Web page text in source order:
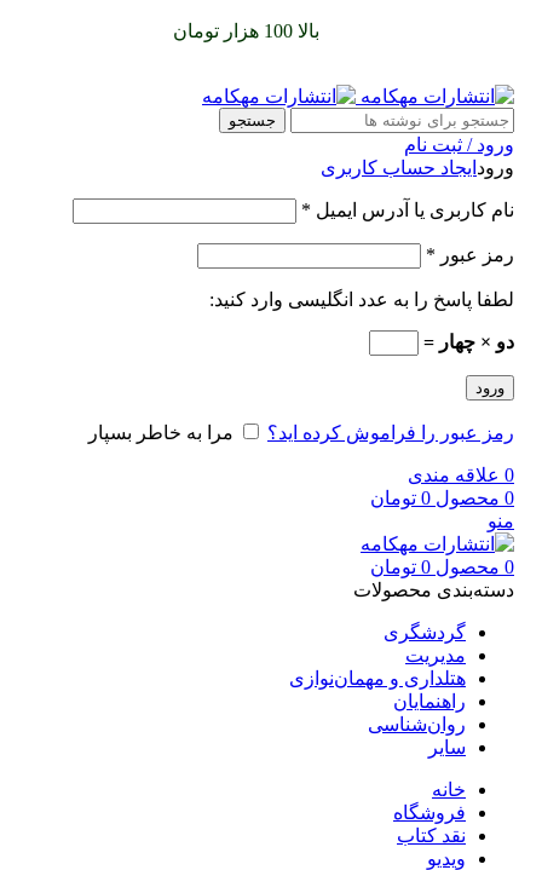
بالا 100 هزار تومان
جستجو
ورود / ثبت نام
ورود ایجاد حساب کاربری
نام کاربری یا آدرس ایمیل *
رمز عبور *
لطفا پاسخ را به عدد انگلیسی وارد کنید:
دو × چهار =
ورود
رمز عبور را فراموش کرده اید؟ مرا به خاطر بسپار
0 علاقه مندی
0 محصول 0 تومان
منو
0 محصول 0 تومان
دسته‌بندی محصولات
گردشگری
مدیریت
هتلداری و مهمان‌نوازی
راهنمایان
روان‌شناسی
سایر
خانه
فروشگاه
نقد کتاب
ویدیو